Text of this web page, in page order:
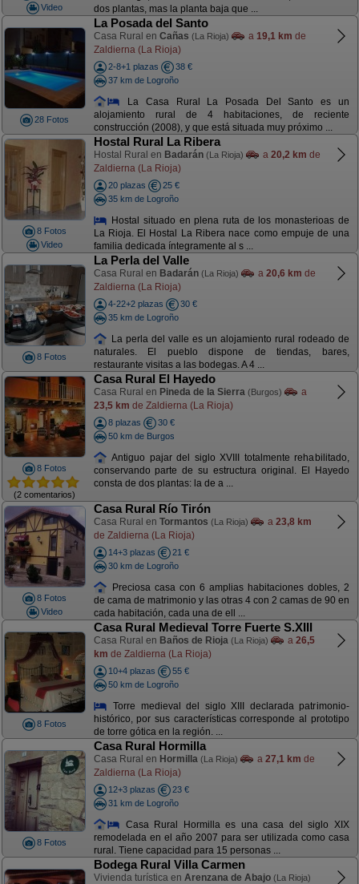
Video
dos plantas, mas la planta baja que ...
28 Fotos
La Posada del Santo
Casa Rural en Cañas (La Rioja) a 19,1 km de
Zaldierna (La Rioja)
2-8+1 plazas
38 €
37 km de Logroño
La Casa Rural La Posada Del Santo es un
alojamiento rural de 4 habitaciones, de reciente
construcción (2008), y que está situada muy próximo ...
8 Fotos
Video
Hostal Rural La Ribera
Hostal Rural en Badarán (La Rioja) a 20,2 km de
Zaldierna (La Rioja)
20 plazas
25 €
35 km de Logroño
Hostal situado en plena ruta de los monasterioas de
La Rioja. El Hostal La Ribera nace como empuje de una
familia dedicada íntegramente al s ...
8 Fotos
La Perla del Valle
Casa Rural en Badarán (La Rioja) a 20,6 km de
Zaldierna (La Rioja)
4-22+2 plazas
30 €
35 km de Logroño
La perla del valle es un alojamiento rural rodeado de
naturales. El pueblo dispone de tiendas, bares,
restaurante visitas a las bodegas. A 4 ...
8 Fotos
(2 comentarios)
Casa Rural El Hayedo
Casa Rural en Pineda de la Sierra (Burgos)
a
23,5 km de Zaldierna (La Rioja)
8 plazas
30 €
50 km de Burgos
Antiguo pajar del siglo XVIII totalmente rehabilitado,
conservando parte de su estructura original. El Hayedo
consta de dos plantas: la de a ...
8 Fotos
Video
Casa Rural Río Tirón
Casa Rural en Tormantos (La Rioja) a 23,8 km
de Zaldierna (La Rioja)
14+3 plazas
21 €
30 km de Logroño
Preciosa casa con 6 amplias habitaciones dobles, 2
de cama de matrimonio y las otras 4 con 2 camas de 90 en
cada habitación, cada una de ell ...
8 Fotos
Casa Rural Medieval Torre Fuerte S.XIII
Casa Rural en Baños de Rioja (La Rioja) a 26,5
km de Zaldierna (La Rioja)
10+4 plazas
55 €
50 km de Logroño
Torre medieval del siglo XIII declarada patrimonio-
histórico, por sus características corresponde al prototipo
de torre gótica en la región. ...
8 Fotos
Casa Rural Hormilla
Casa Rural en Hormilla (La Rioja) a 27,1 km de
Zaldierna (La Rioja)
12+3 plazas
23 €
31 km de Logroño
Casa Rural Hormilla es una casa del siglo XIX
remodelada en el año 2007 para ser utilizada como casa
rural. Tiene capacidad para 15 personas ...
Bodega Rural Villa Carmen
Vivienda turística en Arenzana de Abajo (La Rioja)